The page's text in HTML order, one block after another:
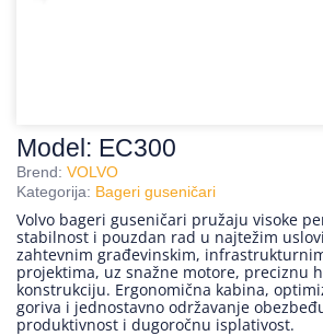
Model: EC300
Brend: VOLVO
Kategorija: Bageri guseničari
Volvo bageri guseničari pružaju visoke
stabilnost i pouzdan rad u najtežim
zahtevnim građevinskim,
projektima, uz snažne motore, preciznu
konstrukciju. Ergonomična kabina,
goriva i jednostavno održavanje
produktivnost i dugoročnu isplativost.